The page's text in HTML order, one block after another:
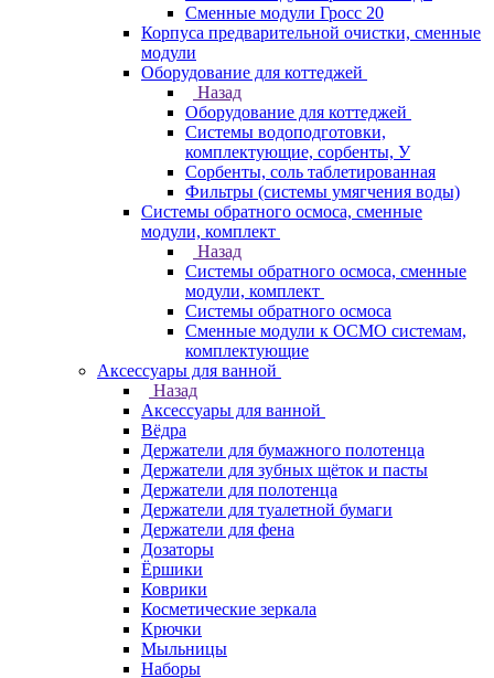
Сменные модули Гросс 20
Корпуса предварительной очистки, сменные
модули
Оборудование для коттеджей
Назад
Оборудование для коттеджей
Системы водоподготовки,
комплектующие, сорбенты, У
Сорбенты, соль таблетированная
Фильтры (системы умягчения воды)
Системы обратного осмоса, сменные
модули, комплект
Назад
Системы обратного осмоса, сменные
модули, комплект
Системы обратного осмоса
Сменные модули к ОСМО системам,
комплектующие
Аксессуары для ванной
Назад
Аксессуары для ванной
Вёдра
Держатели для бумажного полотенца
Держатели для зубных щёток и пасты
Держатели для полотенца
Держатели для туалетной бумаги
Держатели для фена
Дозаторы
Ёршики
Коврики
Косметические зеркала
Крючки
Мыльницы
Наборы